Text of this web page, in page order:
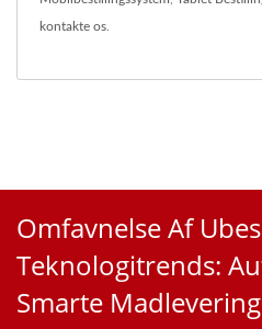
kontakte os
Omfavnelse Af
Teknologitrends:
Smarte